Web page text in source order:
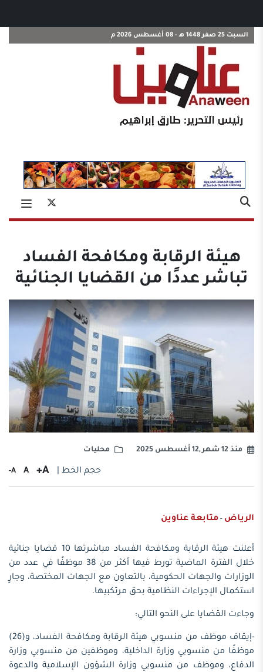
السبت 25 صفر 1448 هـ - 08 أغسطس 2026 م
هيئة الرقابة ومكافحة الفساد
تباشر عددًا من القضايا الجنائية
منذ 12 شهر ,12 أغسطس 2025 محليات
حجم الخط | A+
A
A-
الرياض - متابعة عناوين
أعلنت هيئة الرقابة ومكافحة الفساد مباشرتها 10 قضايا جنائية
خلال الفترة الماضية تورط فيها أكثر من 38 موظفًا في عدد من
الوزارات والجهات الحكومية، بالتعاون مع الجهات المختصة، وجارٍ
استكمال الإجراءات النظامية بحق مرتكبيها.
وجاءت القضايا على النحو التالي:
-إيقاف موظف من منسوبي هيئة الرقابة ومكافحة الفساد، و(26)
موظفًا من منسوبي وزارة الداخلية، وموظفين من منسوبي وزارة
الدفاع، وموظف من منسوبي وزارة الشؤون الإسلامية والدعوة